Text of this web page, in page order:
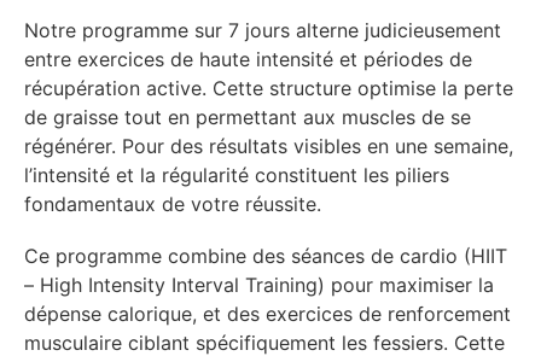
Notre programme sur 7 jours alterne judicieusement
entre exercices de haute intensité et périodes de
récupération active. Cette structure optimise la perte
de graisse tout en permettant aux muscles de se
régénérer. Pour des résultats visibles en une semaine,
l’intensité et la régularité constituent les piliers
fondamentaux de votre réussite.
Ce programme combine des séances de cardio (HIIT
– High Intensity Interval Training) pour maximiser la
dépense calorique, et des exercices de renforcement
musculaire ciblant spécifiquement les fessiers. Cette